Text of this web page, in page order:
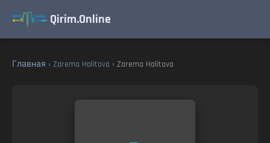
Qirim.Online
Главная › Zarema Halitova › Zarema Halitova